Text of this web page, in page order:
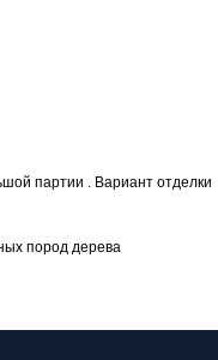
партии . Вариант отделки
пород дерева